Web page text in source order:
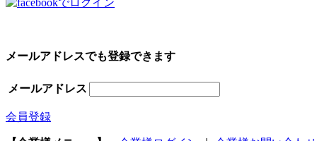
メールアドレスでも登録できます
メールアドレス
会員登録